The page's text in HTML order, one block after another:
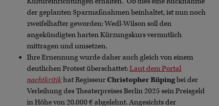
der geplanten Sparmaßnahmen beinhaltet, ist nun noch
zweifelhafter geworden: Wedl-Wilson soll den
angekündigten harten Kürzungskurs vermutlich
mittragen und umsetzen.
Ihre Ernennung wurde daher auch gleich von einem
deutlichen Protest überschattet:Laut dem Portal
nachtkritikhat RegisseurChristopher Rüpingbei der
Verleihung des Theaterpreises Berlin 2025 sein Preisgeld
in Höhe von 20.000 € abgelehnt. Angesichts der